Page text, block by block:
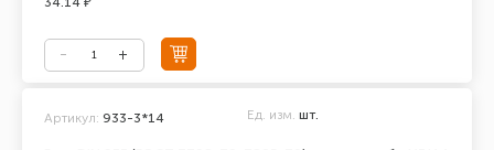
Артикул: 933-3*14 Ед. изм. шт.